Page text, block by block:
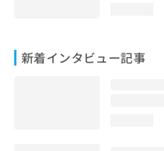
新着インタビュー記事